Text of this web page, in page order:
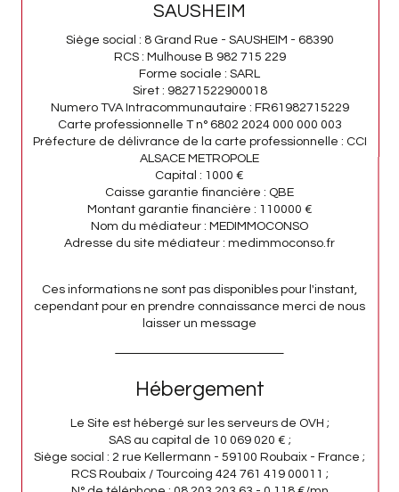
SAUSHEIM
Siège social : 8 Grand Rue - SAUSHEIM - 68390
RCS : Mulhouse B 982 715 229
Forme sociale : SARL
Siret : 98271522900018
Numero TVA Intracommunautaire : FR61982715229
Carte professionnelle T n° 6802 2024 000 000 003
Préfecture de délivrance de la carte professionnelle : CCI
ALSACE METROPOLE
Capital : 1000 €
Caisse garantie financière : QBE
Montant garantie financière : 110000 €
Nom du médiateur : MEDIMMOCONSO
Adresse du site médiateur : medimmoconso.fr
Ces informations ne sont pas disponibles pour l'instant,
cependant pour en prendre connaissance merci de nous
laisser un message
Hébergement
Le Site est hébergé sur les serveurs de OVH ;
SAS au capital de 10 069 020 € ;
Siège social : 2 rue Kellermann - 59100 Roubaix - France ;
RCS Roubaix / Tourcoing 424 761 419 00011 ;